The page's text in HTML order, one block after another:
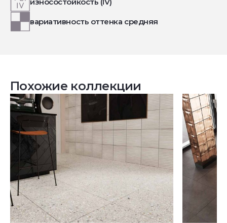
вариативность оттенка средняя
Похожие коллекции